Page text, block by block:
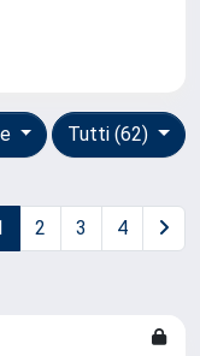
Tutti (62)
2 3 4